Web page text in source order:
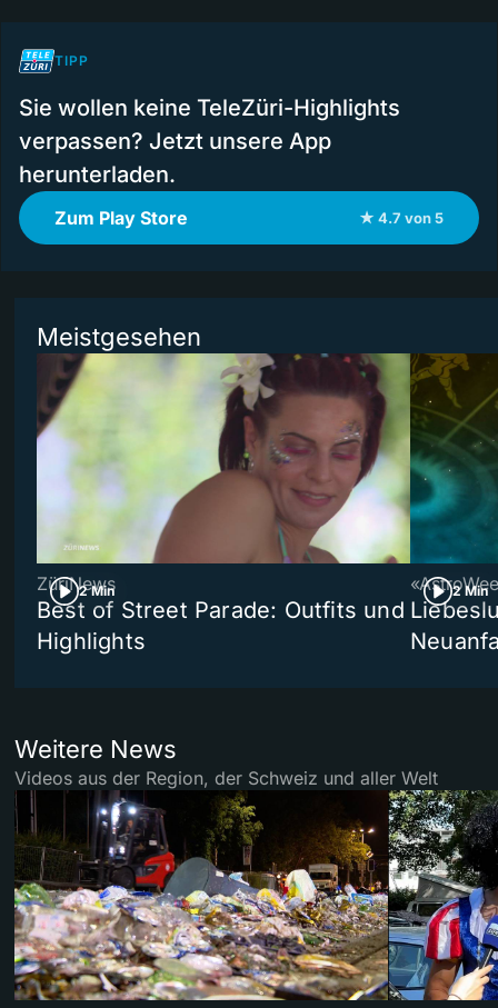
TIPP
Sie wollen keine TeleZüri-Highlights
verpassen? Jetzt unsere App
herunterladen.
Zum Play Store ★ 4.7 von 5
Meistgesehen
2 Min
ZüriNews
Best of Street Parade: Outfits und
Highlights
2 Min
Weitere News
Videos aus der Region, der Schweiz und aller Welt